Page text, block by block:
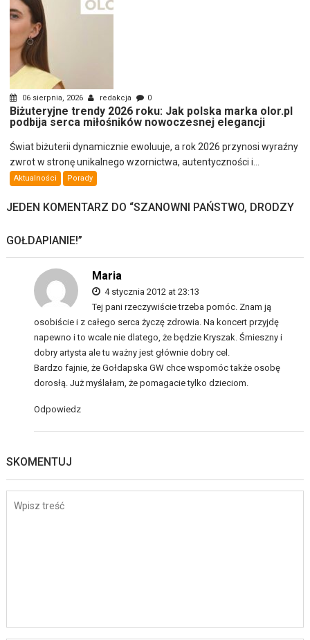
06 sierpnia, 2026 redakcja 0
Biżuteryjne trendy 2026 roku: Jak polska marka olor.pl
podbija serca miłośników nowoczesnej elegancji
Świat biżuterii dynamicznie ewoluuje, a rok 2026 przynosi wyraźny
zwrot w stronę unikalnego wzornictwa, autentyczności i...
Aktualności Porady
JEDEN KOMENTARZ DO “SZANOWNI PAŃSTWO, DRODZY
GOŁDAPIANIE!”
Maria
4 stycznia 2012 at 23:13
Tej pani rzeczywiście trzeba pomóc. Znam ją
osobiście i z całego serca życzę zdrowia. Na koncert przyjdę
napewno i to wcale nie dlatego, że będzie Kryszak. Śmieszny i
dobry artysta ale tu ważny jest głównie dobry cel.
Bardzo fajnie, że Gołdapska GW chce wspomóc także osobę
dorosłą. Już myślałam, że pomagacie tylko dzieciom.
Odpowiedz
SKOMENTUJ